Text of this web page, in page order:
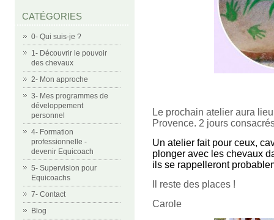
CATÉGORIES
0- Qui suis-je ?
1- Découvrir le pouvoir
des chevaux
2- Mon approche
3- Mes programmes de
développement
personnel
4- Formation
professionnelle -
devenir Equicoach
5- Supervision pour
Equicoachs
7- Contact
Blog
Le prochain atelier aura
Provence. 2 jours
Un atelier fait pour ceux,
plonger avec les chevaux
ils se rappelleront
Il reste des places !
Carole